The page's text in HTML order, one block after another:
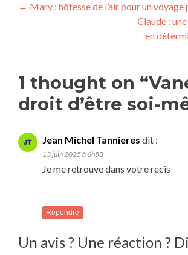
← Mary : hôtesse de l’air pour un
Claude :
en
1 thought on “
droit d’être soi-
Jean Michel Tannieres dit :
13 juin 2025 à 6h58
Je me retrouve dans votre recis
Répondre
Un avis ? Une réaction ?